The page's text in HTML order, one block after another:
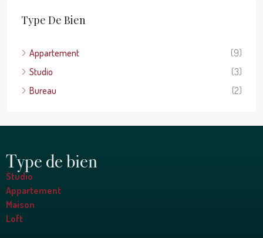
Appartement
(9)
Studio
(3)
Type de bien
Studio
Appartement
Maison